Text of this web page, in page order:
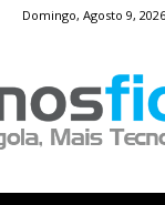
Domingo, Agosto 9, 2026
Fios